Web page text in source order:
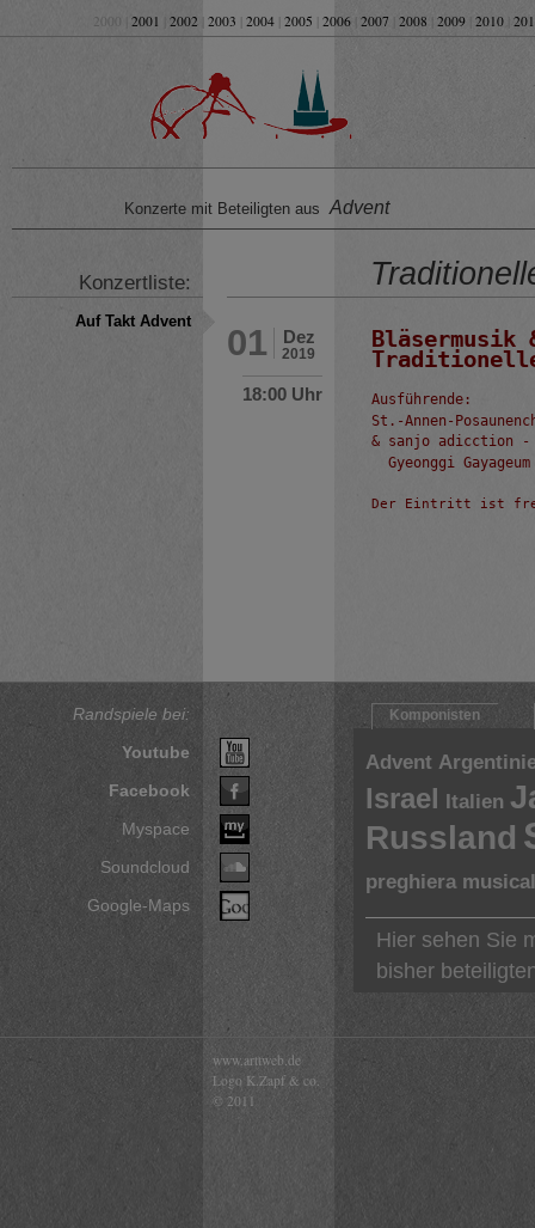
2000 | 2001 2002 2003 2004 2005 2006 2007 2008 2009 2010
Konzerte mit Beteiligten ausAdvent
Dez
2019
01
18:00 Uhr
Ausführende:
St.-Annen-
& sanjo adicction
Gyeonggi
Der Eintritt ist
Konzertliste:
Auf Takt Advent
Randspiele bei:
Youtube
Facebook
Myspace
Soundcloud
Google-Maps
Komponisten
Advent
Israel Italien
Russland
preghiera
Hier sehen Sie
bisher
www.arttweb.de
Logo K.Zapf & co.
© 2011